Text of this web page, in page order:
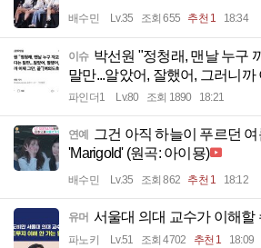
배수민 Lv.35 조회 655 추천 1 18:34
이슈 박선원 "정청래, 맨날 누구
말만...알았어, 잘했어, 그러니까
파인더1 Lv.80 조회 1890 18:21
연예
그건 아직 하늘이 푸르던
'Marigold' (원곡: 아이묭)
배수민 Lv.35 조회 862 추천 1 18:12
유머 서울대 의대 교수가 이해할
파노키 Lv.51 조회 4702 추천 1 18:09